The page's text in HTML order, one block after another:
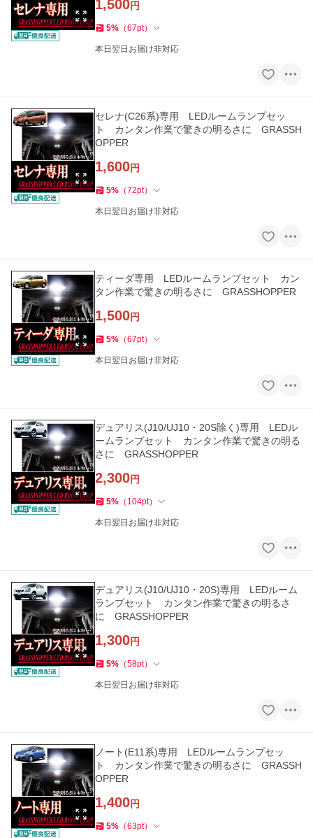
1,500円
5% （67pt）
本日翌日お届け非対応
セレナ(C26系)専用 LEDルームランプセッ
ト カンタン作業で驚きの明るさに GRASSH
OPPER
1,600円
5% （72pt）
本日翌日お届け非対応
ティーダ専用 LEDルームランプセット カン
タン作業で驚きの明るさに GRASSHOPPER
1,500円
5% （67pt）
本日翌日お届け非対応
デュアリス(J10/UJ10・20S除く)専用 LEDル
ームランプセット カンタン作業で驚きの明る
さに GRASSHOPPER
2,300円
5% （ 104pt）
本日翌日お届け非対応
デュアリス(J10/UJ10・20S)専用 LEDルーム
ランプセット カンタン作業で驚きの明るさ
に GRASSHOPPER
1,300円
5% （58pt）
本日翌日お届け非対応
ノート(E11系)専用 LEDルームランプセッ
ト カンタン作業で驚きの明るさに GRASSH
OPPER
1,400円
5% （63pt）